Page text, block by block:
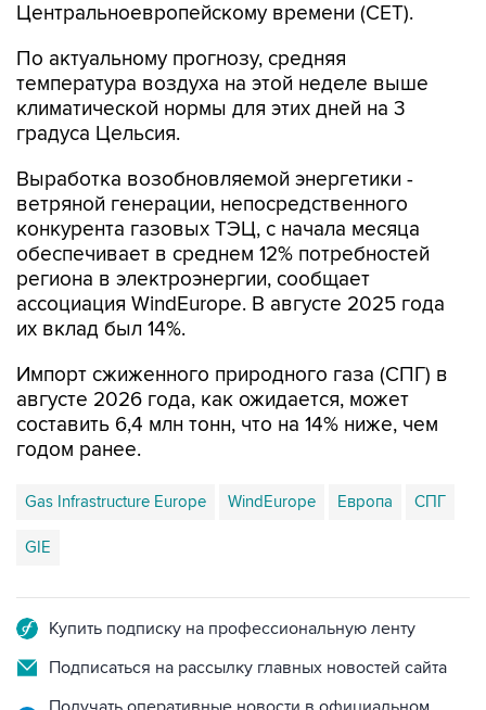
По актуальному прогнозу, средняя
климатической нормы для этих дней на 3
градуса Цельсия.
Выработка возобновляемой энергетики -
конкурента газовых ТЭЦ, с начала месяца
обеспечивает в среднем 12% потребностей
региона в электроэнергии, сообщает
ассоциация WindEurope. В августе 2025 года
их вклад был 14%.
Импорт сжиженного природного газа (СПГ) в
составить 6,4 млн тонн, что на 14% ниже, чем
годом ранее.
Gas Infrastructure Europe
GIE
Подписаться на рассылку главных новостей сайта
Получать оперативные новости в официальном